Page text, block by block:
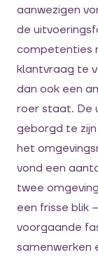
aanwezigen
de
competenties
klantvraag te
dan ook een
roer staat. De
geborgd te
het
vond een
twee
een frisse blik
voorgaande
samenwerken